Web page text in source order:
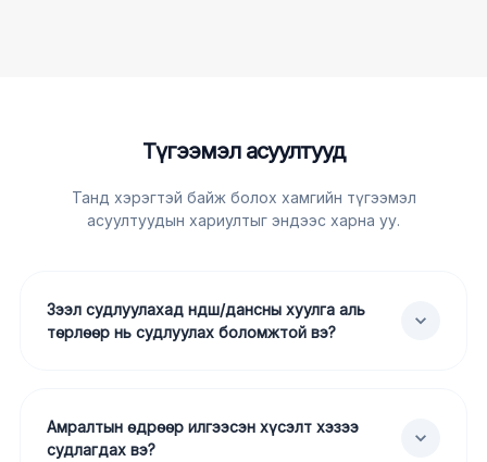
Түгээмэл асуултууд
Танд хэрэгтэй байж болох хамгийн түгээмэл
асуултуудын хариултыг эндээс харна уу.
Зээл судлуулахад ндш/дансны хуулга аль
төрлөөр нь судлуулах боломжтой вэ?
Амралтын өдрөөр илгээсэн хүсэлт хэзээ
судлагдах вэ?